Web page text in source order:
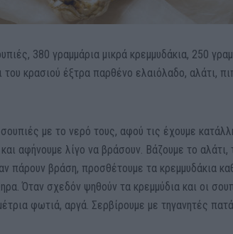
380 γραμμάρια µικρά κρεµµυδάκια, 250
του κρασιού έξτρα παρθένο ελαιόλαδο, αλάτι,
µε το νερό τους, αφού τις έχουµε
αφήνουµε λίγο να βράσουν. Βάζουµε το αλάτι,
πάρουν βράση, προσθέτουµε τα κρεµµυδάκια
Όταν σχεδόν ψηθούν τα κρεµµύδια και οι
φωτιά, αργά. Σερβίρουµε µε τηγανητές